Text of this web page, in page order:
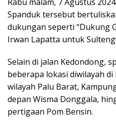
Spanduk tersebut
dukungan seperti “Dukung
Irwan Lapatta untuk
Selain di jalan Kedondong,
beberapa lokasi diwilayah
wilayah Palu Barat,
depan Wisma Donggala,
pertigaan Pom Bensin.